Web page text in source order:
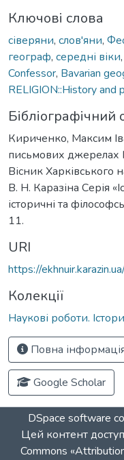
Ключові слова
сіверяни, слов'яни,
географ, середні віки,
Confessor, Bavarian
RELIGION::History and
Бібліографічний
Кириченко, Максим
письмових джерелах
Вісник Харківського
В. Н. Каразіна Серія
історичні та
11.
URI
https://
Колекції
Наукові роботи.
Повна
Google Scholar
DSpace software
Цей контент
Commons